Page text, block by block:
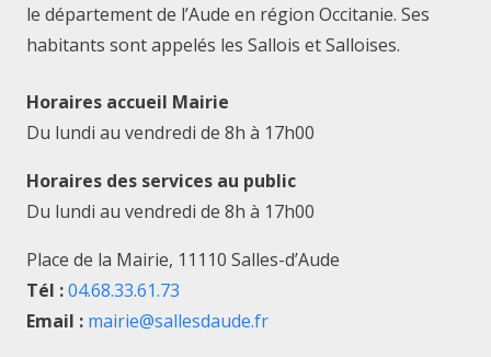
le département de l’Aude en région Occitanie. Ses
habitants sont appelés les Sallois et Salloises.
Horaires accueil Mairie
Du lundi au vendredi de 8h à 17h00
Horaires des services au public
Du lundi au vendredi de 8h à 17h00
Place de la Mairie, 11110 Salles-d’Aude
Tél :04.68.33.61.73
Email : mairie@sallesdaude.fr